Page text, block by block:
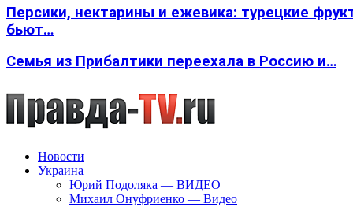
Персики, нектарины и ежевика: турецкие
бьют…
Семья из Прибалтики переехала в Россию и…
Новости
Украина
Юрий Подоляка — ВИДЕО
Михаил Онуфриенко — Видео